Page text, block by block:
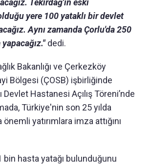
Tekirdağ'ın eski
yere 100 yataklı bir devlet
Aynı zamanda Çorlu'da 250
dedi.
Bakanlığı ve Çerkezköy
Bölgesi (ÇOSB) işbirliğinde
Devlet Hastanesi Açılış Töreni’nde
Türkiye'nin son 25 yılda
önemli yatırımlara imza attığını
bin hasta yatağı bulunduğunu